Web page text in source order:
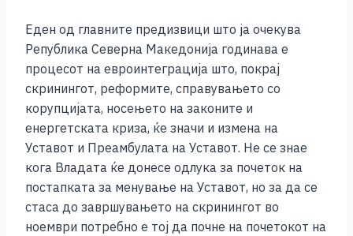
Еден од главните предизвици што ја очекува
Република Северна Македонија годинава е
процесот на евроинтеграција што, покрај
скринингот, реформите, справувањето со
корупцијата, носењето на законите и
енергетската криза, ќе значи и измена на
Уставот и Преамбулата на Уставот. Не се знае
кога Владата ќе донесе одлука за почеток на
постапката за менување на Уставот, но за да се
стаса до завршувањето на скринингот во
ноември потребно е тој да почне на почетокот на